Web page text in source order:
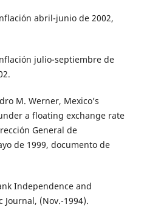
Inflación abril-junio de 2002,
Inflación julio-septiembre de
M. Werner, Mexico’s
a floating exchange rate
General de
de 1999, documento de
Independence and
Journal, (Nov.-1994).